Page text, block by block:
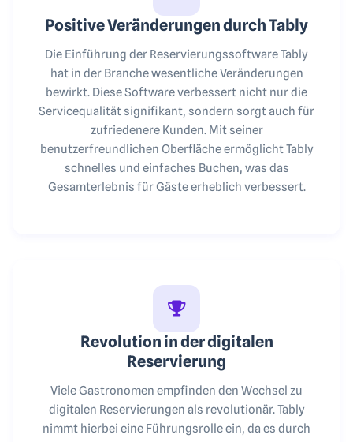
Positive Veränderungen durch Tably
Die Einführung der Reservierungssoftware Tably
hat in der Branche wesentliche Veränderungen
bewirkt. Diese Software verbessert nicht nur die
Servicequalität signifikant, sondern sorgt auch für
zufriedenere Kunden. Mit seiner
benutzerfreundlichen Oberfläche ermöglicht Tably
schnelles und einfaches Buchen, was das
Gesamterlebnis für Gäste erheblich verbessert.
Revolution in der digitalen
Reservierung
Viele Gastronomen empfinden den Wechsel zu
digitalen Reservierungen als revolutionär. Tably
nimmt hierbei eine Führungsrolle ein, da es durch